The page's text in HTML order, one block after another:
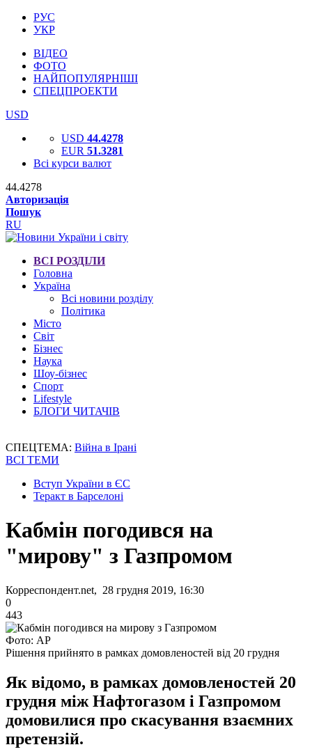
РУС
УКР
ВІДЕО
ФОТО
НАЙПОПУЛЯРНІШІ
СПЕЦПРОЕКТИ
USD
USD 44.4278
EUR 51.3281
Всі курси валют
44.4278
Авторизація
Пошук
RU
ВСІ РОЗДІЛИ
Головна
Україна
Всі новини розділу
Політика
Місто
Світ
Бізнес
Наука
Шоу-бізнес
Спорт
Lifestyle
БЛОГИ ЧИТАЧІВ
СПЕЦТЕМА: Війна в Ірані
ВСІ ТЕМИ
Вступ України в ЄС
Теракт в Барселоні
Кабмін погодився на
"мирову" з Газпромом
Корреспондент.net, 28 грудня 2019, 16:30
0
443
Фото: АР
Рішення прийнято в рамках домовленостей від 20 грудня
Як відомо, в рамках домовленостей 20
грудня між Нафтогазом і Газпромом
домовилися про скасування взаємних
претензій.